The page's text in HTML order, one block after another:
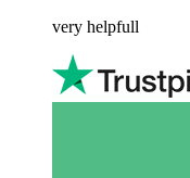
very helpfull